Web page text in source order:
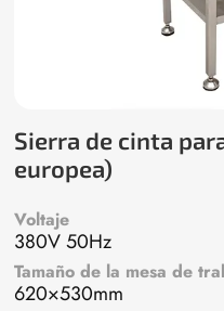
Sierra de cinta
europea)
Voltaje
380V 50Hz
Tamaño de la mesa de
620×530mm